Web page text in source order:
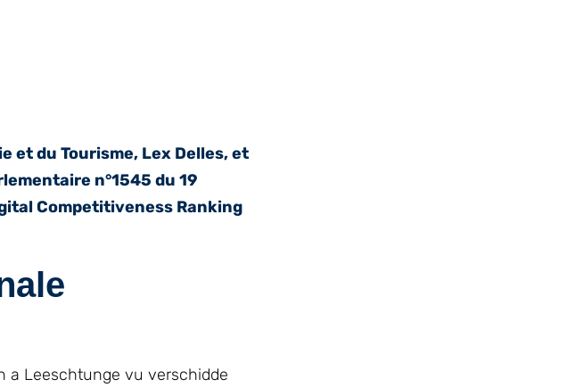
et du Tourisme, Lex Delles, et
n°1545 du 19
Competitiveness Ranking
a Leeschtunge vu verschidde